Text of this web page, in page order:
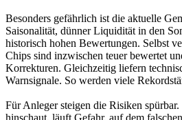
Besonders gefährlich ist die aktuelle
Saisonalität, dünner Liquidität in den
historisch hohen Bewertungen. Selbst
Chips sind inzwischen teuer bewertet
Korrekturen. Gleichzeitig liefern
Warnsignale. So werden viele
Für Anleger steigen die Risiken
hinschaut, läuft Gefahr, auf dem